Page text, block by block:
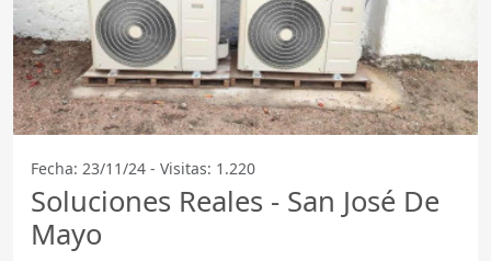
Fecha: 23/11/24 - Visitas: 1.220
Soluciones Reales - San José De
Mayo